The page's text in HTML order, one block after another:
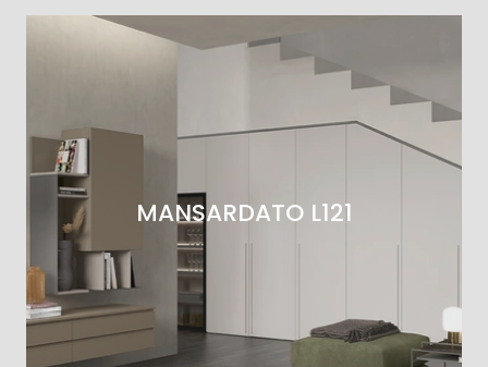
MANSARDATO L121